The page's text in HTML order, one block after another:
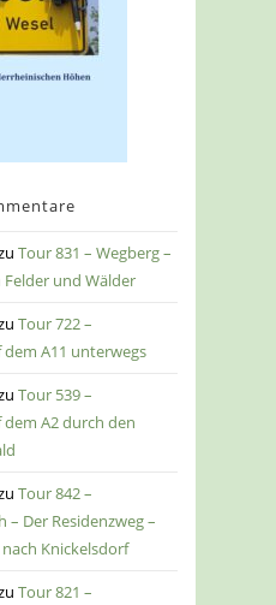
Tour 831 – Wegberg –
und Wälder
Tour 722 –
dem A11 unterwegs
Tour 539 –
dem A2 durch den
Tour 842 –
Der Residenzweg –
Knickelsdorf
Tour 821 –